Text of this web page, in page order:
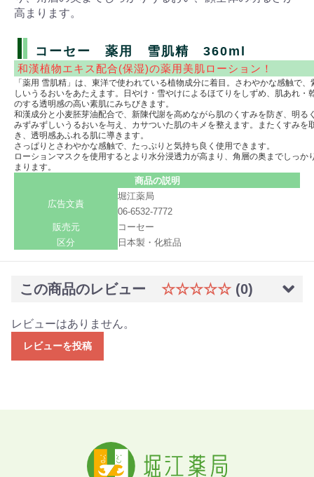
高まります。
コーセー 薬用 雪肌精 360ml
和漢植物エキス配合(保湿)の薬用美肌ローション！
「薬用 雪肌精」は、東洋で使われている植物成分に着目。さわやかな感触で
しいうるおいをあたえます。日やけ・雪やけによるほてりをしずめ、肌あれ・
のする透明感の高い素肌にみちびきます。
和漢成分と小麦胚芽油配合で、新陳代謝を高めながら肌のくすみを防ぎ、明る
みずみずしいうるおいを与え、カサついた肌のキメを整えます。またくすみを
き、透明感あふれる肌に導きます。
さっぱりとさわやかな感触で、たっぷりと気持ち良く使用できます。
ローションマスクを使用するとより水分浸透力が高まり、角層の奥までしっか
まります。
商品の説明
広告文責
堀江薬局
06-6532-7772
販売元
コーセー
区分
日本製・化粧品
この商品のレビュー ☆☆☆☆☆ (0)
レビューはありません。
レビューを投稿